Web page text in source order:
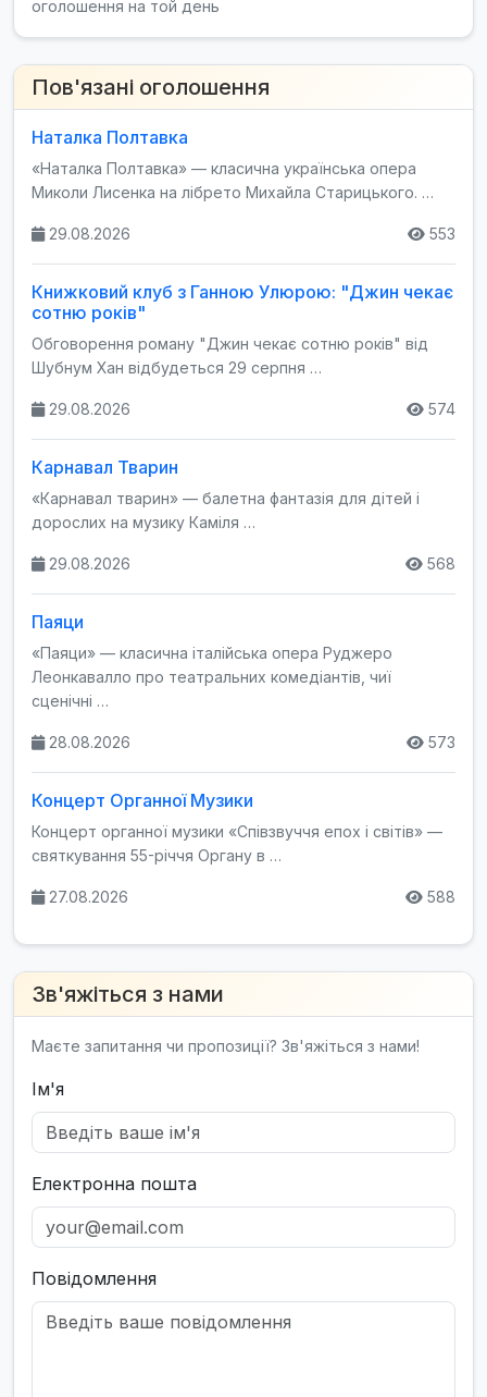
оголошення на той день
Пов'язані оголошення
Наталка Полтавка
«Наталка Полтавка» — класична українська опера
Миколи Лисенка на лібрето Михайла Старицького. …
29.08.2026 553
Книжковий клуб з Ганною Улюрою: "Джин чекає
сотню років"
Обговорення роману "Джин чекає сотню років" від
Шубнум Хан відбудеться 29 серпня …
29.08.2026 574
Карнавал Тварин
«Карнавал тварин» — балетна фантазія для дітей і
дорослих на музику Каміля …
29.08.2026 568
Паяци
«Паяци» — класична італійська опера Руджеро
Леонкавалло про театральних комедіантів, чиї
сценічні …
28.08.2026 573
Концерт Органної Музики
Концерт органної музики «Співзвуччя епох і світів» —
святкування 55-річчя Органу в …
27.08.2026 588
Зв'яжіться з нами
Маєте запитання чи пропозиції? Зв'яжіться з нами!
Ім'я
Електронна пошта
Повідомлення